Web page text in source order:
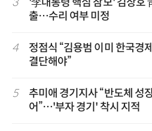
출…수리 여부 미정
4
정점식 “김용범 이미 한국경
결단해야”
5
추미애 경기지사 “반도체 성
어”…'부자 경기' 착시 지적